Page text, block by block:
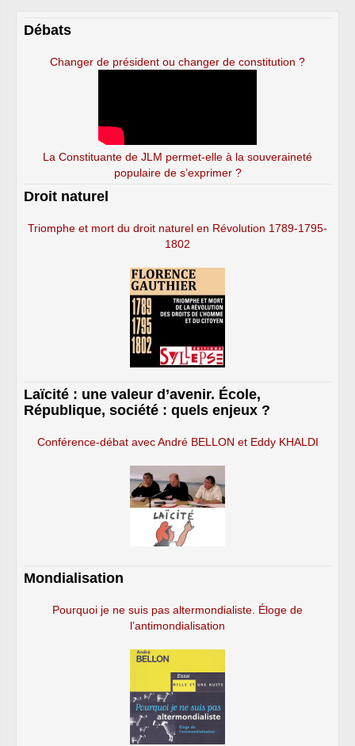
Débats
Changer de président ou changer de constitution ?
La Constituante de JLM permet-elle à la souveraineté
populaire de s’exprimer ?
Droit naturel
Triomphe et mort du droit naturel en Révolution 1789-1795-
1802
Laïcité : une valeur d’avenir. École,
République, société : quels enjeux ?
Conférence-débat avec André BELLON et Eddy KHALDI
Mondialisation
Pourquoi je ne suis pas altermondialiste. Éloge de
l’antimondialisation